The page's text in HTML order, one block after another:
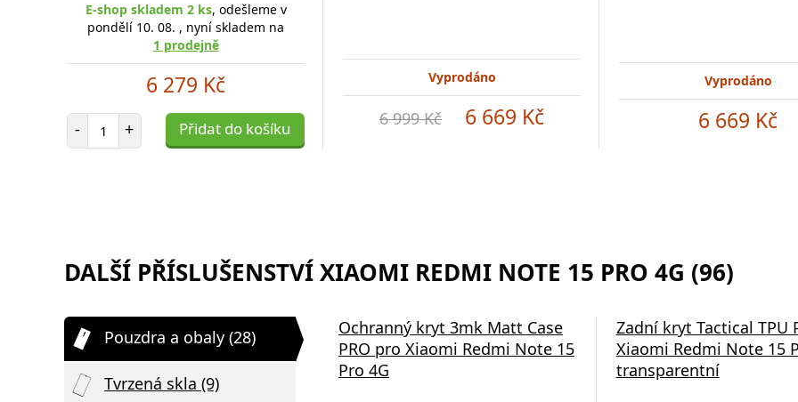
E-shop skladem 2 ks, odešleme v
pondělí 10. 08. , nyní skladem na
1 prodejně
6 279 Kč
- Počet položek
+ Přidat do košíku
Vyprodáno
6 999 Kč 6 669 Kč
Vyprodáno
6 669 Kč
DALŠÍ PŘÍSLUŠENSTVÍ XIAOMI REDMI NOTE 15 PRO 4G (96)
Pouzdra a obaly (28)
Tvrzená skla (9)
Ochranný kryt 3mk Matt Case
PRO pro Xiaomi Redmi Note 15
Pro 4G
Zadní kryt Tactical TPU
Xiaomi Redmi Note 15
transparentní